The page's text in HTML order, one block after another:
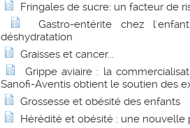
Fringales de sucre: un facteur de
Gastro-entérite chez
déshydratation
Graisses et cancer...
Grippe aviaire : la
Sanofi-Aventis obtient le soutien des
Grossesse et obésité des enfants
Hérédité et obésité : une nouvelle